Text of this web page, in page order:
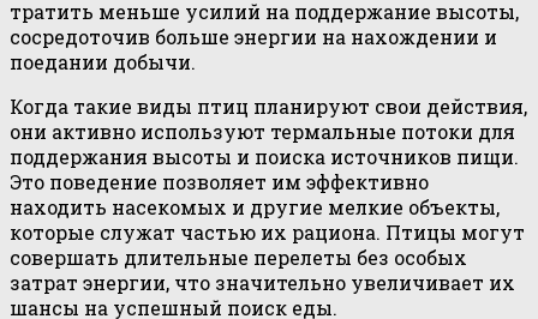
тратить меньше усилий на поддержание высоты,
сосредоточив больше энергии на нахождении и
поедании добычи.
Когда такие виды птиц планируют свои действия,
они активно используют термальные потоки для
поддержания высоты и поиска источников пищи.
Это поведение позволяет им эффективно
находить насекомых и другие мелкие объекты,
которые служат частью их рациона. Птицы могут
совершать длительные перелеты без особых
затрат энергии, что значительно увеличивает их
шансы на успешный поиск еды.